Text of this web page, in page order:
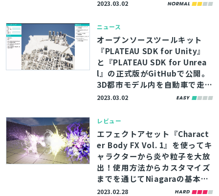
2023.03.02
ニュース
オープンソースツールキット
『PLATEAU SDK for Unity』
と『PLATEAU SDK for Unrea
l』の正式版がGitHubで公開。
3D都市モデル内を自動車で走行
できるサンプルも提供
2023.03.02
レビュー
エフェクトアセット『Charact
er Body FX Vol. 1』を使ってキ
ャラクターから炎や粒子を大放
出！使用方法からカスタマイズ
までを通じてNiagaraの基本を
押さえよう
2023.02.28
とじる
検索